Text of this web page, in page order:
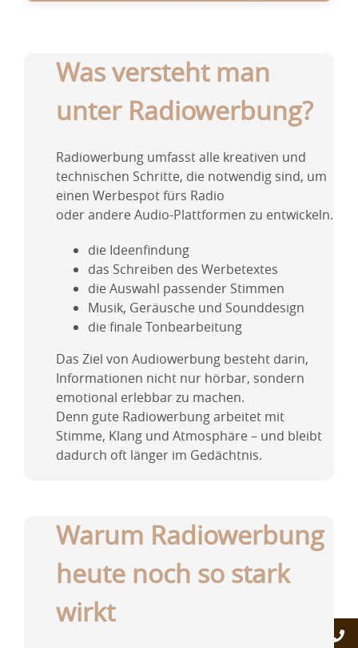
Was versteht man
unter Radiowerbung?
Radiowerbung umfasst alle kreativen und
technischen Schritte, die notwendig sind, um
einen Werbespot fürs Radio
oder andere Audio-Plattformen zu entwickeln.
die Ideenfindung
das Schreiben des Werbetextes
die Auswahl passender Stimmen
Musik, Geräusche und Sounddesign
die finale Tonbearbeitung
Das Ziel von Audiowerbung besteht darin,
Informationen nicht nur hörbar, sondern
emotional erlebbar zu machen.
Denn gute Radiowerbung arbeitet mit
Stimme, Klang und Atmosphäre – und bleibt
dadurch oft länger im Gedächtnis.
Warum Radiowerbung
heute noch so stark
wirkt